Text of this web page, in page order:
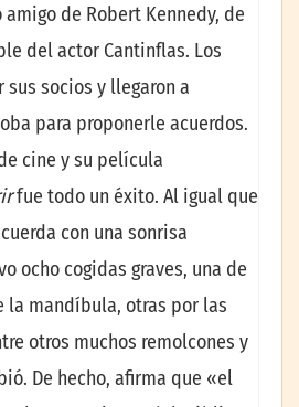
de Robert Kennedy, de
del actor Cantinflas. Los
socios y llegaron a
para proponerle acuerdos.
cine y su película
fue todo un éxito. Al igual que
con una sonrisa
ocho cogidas graves, una de
la mandíbula, otras por las
otros muchos remolcones y
De hecho, afirma que «el